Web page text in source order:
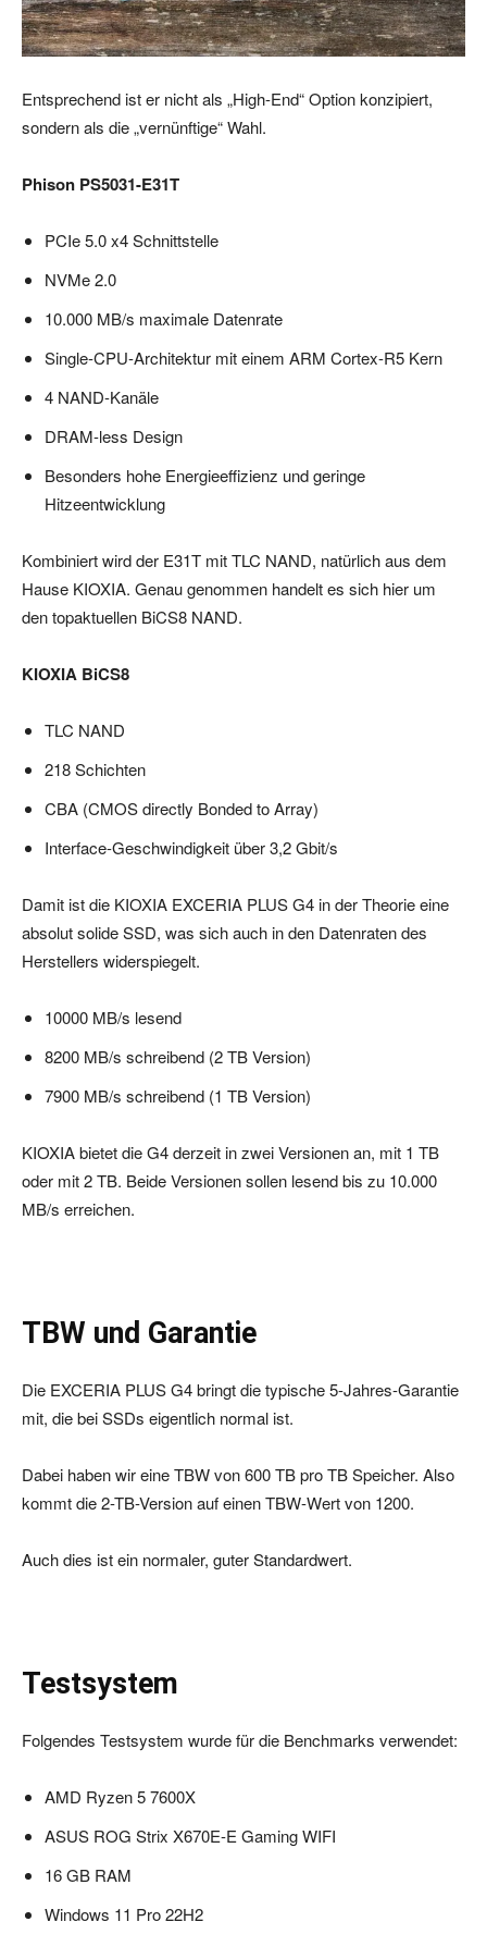
Entsprechend ist er nicht als „High-End“ Option konzipiert,
sondern als die „vernünftige“ Wahl.
Phison PS5031-E31T
PCIe 5.0 x4 Schnittstelle
NVMe 2.0
10.000 MB/s maximale Datenrate
Single-CPU-Architektur mit einem ARM Cortex-R5 Kern
4 NAND-Kanäle
DRAM-less Design
Besonders hohe Energieeffizienz und geringe
Hitzeentwicklung
Kombiniert wird der E31T mit TLC NAND, natürlich aus dem
Hause KIOXIA. Genau genommen handelt es sich hier um
den topaktuellen BiCS8 NAND.
KIOXIA BiCS8
TLC NAND
218 Schichten
CBA (CMOS directly Bonded to Array)
Interface-Geschwindigkeit über 3,2 Gbit/s
Damit ist die KIOXIA EXCERIA PLUS G4 in der Theorie eine
absolut solide SSD, was sich auch in den Datenraten des
Herstellers widerspiegelt.
10000 MB/s lesend
8200 MB/s schreibend (2 TB Version)
7900 MB/s schreibend (1 TB Version)
KIOXIA bietet die G4 derzeit in zwei Versionen an, mit 1 TB
oder mit 2 TB. Beide Versionen sollen lesend bis zu 10.000
MB/s erreichen.
TBW und Garantie
Die EXCERIA PLUS G4 bringt die typische 5-Jahres-Garantie
mit, die bei SSDs eigentlich normal ist.
Dabei haben wir eine TBW von 600 TB pro TB Speicher. Also
kommt die 2-TB-Version auf einen TBW-Wert von 1200.
Auch dies ist ein normaler, guter Standardwert.
Testsystem
Folgendes Testsystem wurde für die Benchmarks verwendet:
AMD Ryzen 5 7600X
ASUS ROG Strix X670E-E Gaming WIFI
16 GB RAM
Windows 11 Pro 22H2